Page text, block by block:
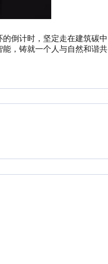
倒计时，坚定走在建筑碳中
，铸就一个人与自然和谐共